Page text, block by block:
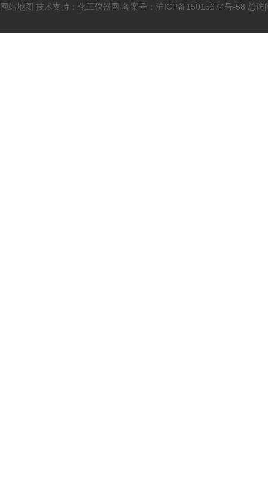
网站地图 技术支持： 化工仪器网 备案号： 沪ICP备15015674号-58 总访